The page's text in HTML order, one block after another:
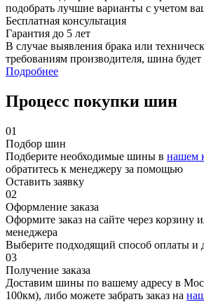
подобрать лучшие варианты с учетом
Бесплатная консультация
Гарантия до 5 лет
В случае выявления брака или
требованиям производителя, шина будет
Подробнее
Процесс покупки шин
01
Подбор шин
Подберите необходимые шины в нашем
обратитесь к менеджеру за помощью
Оставить заявку
02
Оформление заказа
Оформите заказ на сайте через
менеджера
Выберите подходящий способ оплаты и
03
Получение заказа
Доставим шины по вашему адресу в
100км), либо можете забрать заказ на